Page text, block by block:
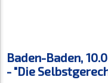
Baden-Baden,
- "Die